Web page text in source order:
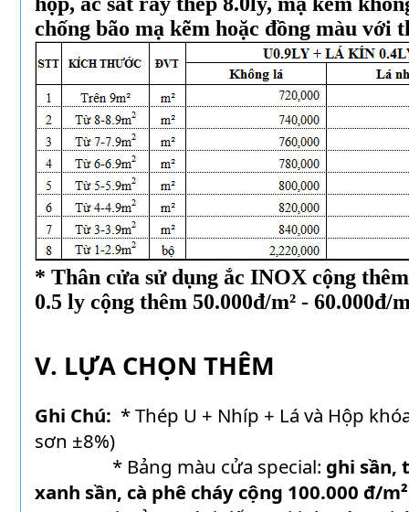
chống bão mạ kẽm hoặc đồng màu với
* Thân cửa sử dụng ắc INOX cộng
0.5 ly cộng thêm 50.000đ/m² - 60.000đ/
V. LỰA CHỌN THÊM
Ghi Chú: * Thép U + Nhíp + Lá và Hộp
sơn ±8%)
* Bảng màu cửa special: ghi sần,
xanh sần, cà phê cháy cộng 100.000 đ/